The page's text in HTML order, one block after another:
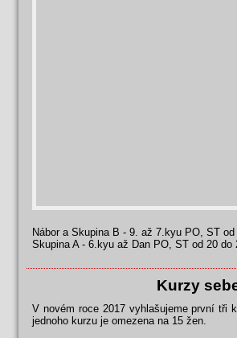
Nábor a Skupina B - 9. až 7.kyu PO, ST od
Skupina A - 6.kyu až Dan PO, ST od 20 do
Kurzy
V novém roce 2017 vyhlašujeme první tři
jednoho kurzu je omezena na 15 žen.